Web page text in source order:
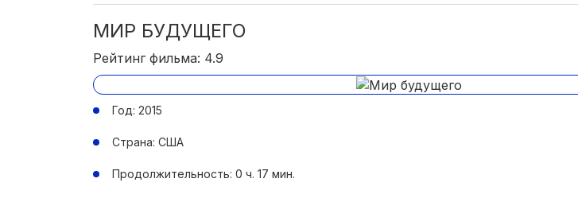
МИР БУДУЩЕГО
Рейтинг фильма: 4.9
Год: 2015
Страна: США
Продолжительность: 0 ч. 17 мин.